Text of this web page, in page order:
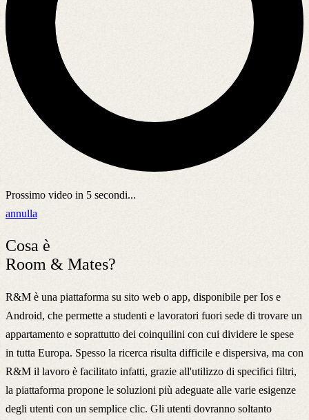
Prossimo video in 5 secondi...
annulla
Cosa è
Room & Mates?
R&M è una piattaforma su sito web o app, disponibile per Ios e
Android, che permette a studenti e lavoratori fuori sede di trovare un
appartamento e soprattutto dei coinquilini con cui dividere le spese
in tutta Europa. Spesso la ricerca risulta difficile e dispersiva, ma con
R&M il lavoro è facilitato infatti, grazie all'utilizzo di specifici filtri,
la piattaforma propone le soluzioni più adeguate alle varie esigenze
degli utenti con un semplice clic. Gli utenti dovranno soltanto